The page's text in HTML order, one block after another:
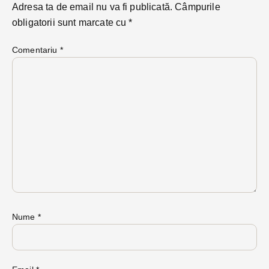
Adresa ta de email nu va fi publicată. Câmpurile
obligatorii sunt marcate cu*
Comentariu *
Nume *